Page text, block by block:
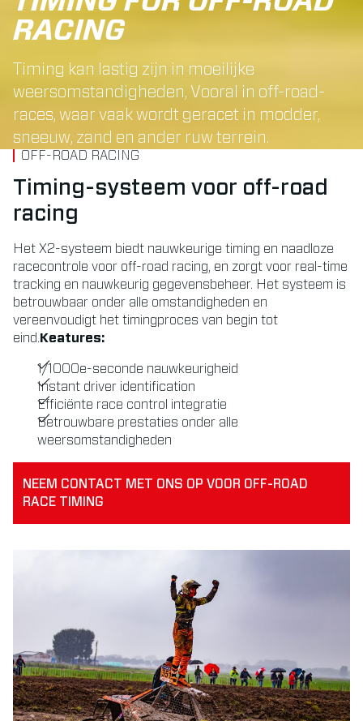
RACING
Timing kan lastig zijn in moeilijke
weersomstandigheden, Vooral in off-road-
races, waar vaak wordt geracet in modder,
sneeuw, zand en ander ruw terrein.
OFF-ROAD RACING
Timing-systeem voor off-road
racing
Het X2-systeem biedt nauwkeurige timing en naadloze
racecontrole voor off-road racing, en zorgt voor real-time
tracking en nauwkeurig gegevensbeheer. Het systeem is
betrouwbaar onder alle omstandigheden en
vereenvoudigt het timingproces van begin tot
eind. Keatures:
1/1000e-seconde nauwkeurigheid
Instant driver identification
Efficiënte race control integratie
Betrouwbare prestaties onder alle
weersomstandigheden
NEEM CONTACT MET ONS OP VOOR OFF-ROAD
RACE TIMING